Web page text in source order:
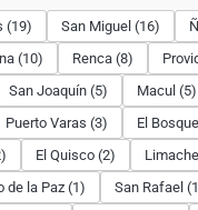
(19) San Miguel (16)
(10) Renca (8)
San Joaquín (5) Macul (5)
Puerto Varas (3) El
El Quisco (2)
de la Paz (1) San Rafael